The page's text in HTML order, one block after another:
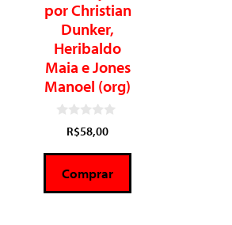
por Christian
Dunker,
Heribaldo
Maia e Jones
Manoel (org)
5
R$58,00
Comprar